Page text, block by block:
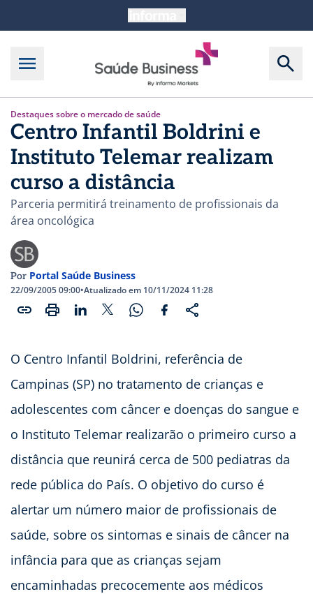
Destaques sobre o mercado de saúde
Centro Infantil Boldrini e
Instituto Telemar realizam
curso a distância
Parceria permitirá treinamento de profissionais da
área oncológica
Por Portal Saúde Business
22/09/2005 09:00•Atualizado em 10/11/2024 11:28
O Centro Infantil Boldrini, referência de
Campinas (SP) no tratamento de crianças e
adolescentes com câncer e doenças do sangue e
o Instituto Telemar realizarão o primeiro curso a
distância que reunirá cerca de 500 pediatras da
rede pública do País. O objetivo do curso é
alertar um número maior de profissionais de
saúde, sobre os sintomas e sinais de câncer na
infância para que as crianças sejam
encaminhadas precocemente aos médicos